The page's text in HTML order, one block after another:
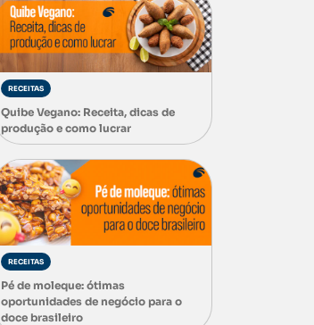
RECEITAS
Quibe Vegano: Receita, dicas de
produção e como lucrar
RECEITAS
Pé de moleque: ótimas
oportunidades de negócio para o
doce brasileiro